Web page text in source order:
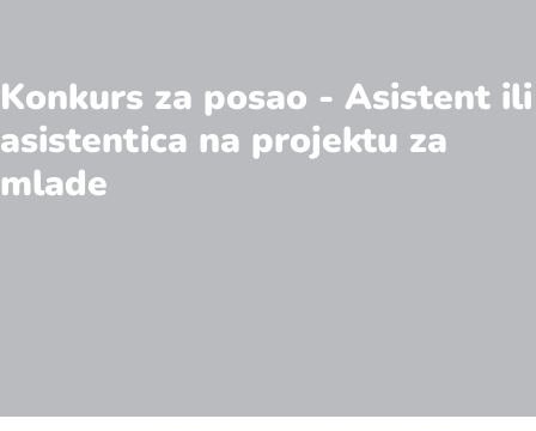
Konkurs za posao - Asistent ili
asistentica na projektu za
mlade